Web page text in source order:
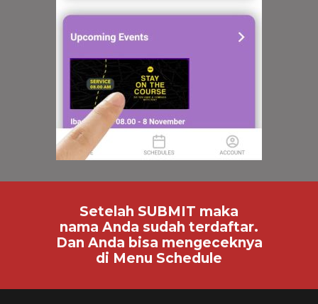
Setelah SUBMIT maka
nama Anda sudah terdaftar.
Dan Anda bisa mengeceknya
di Menu Schedule